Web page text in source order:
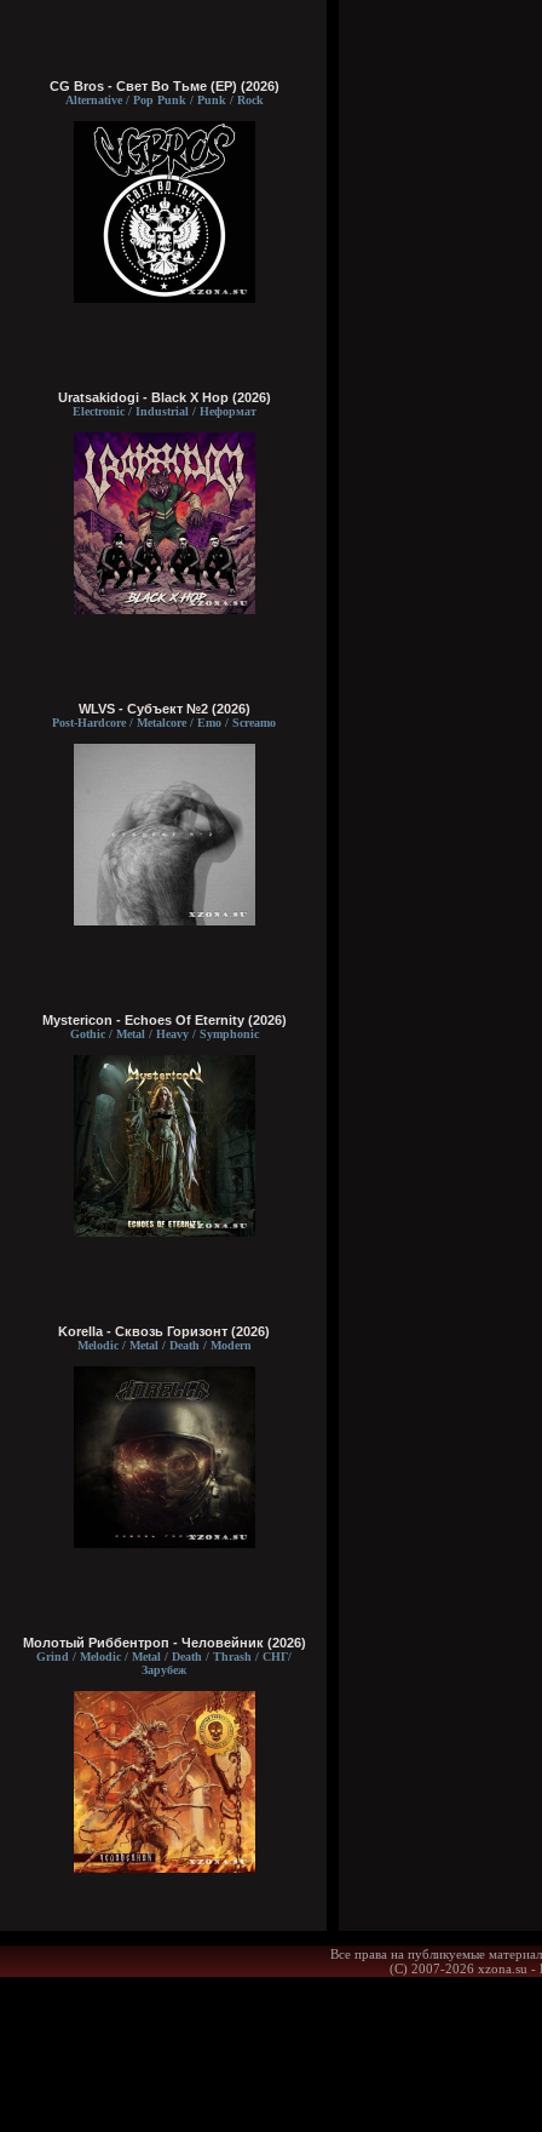
CG Bros - Свет Во Тьме (EP) (2026)
Alternative / Pop Punk / Punk / Rock
Uratsakidogi - Black X Hop (2026)
Electronic / Industrial / Неформат
WLVS - Субъект №2 (2026)
Post-Hardcore / Metalcore / Emo / Screamo
Mystericon - Echoes Of Eternity (2026)
Gothic / Metal / Heavy / Symphonic
Korella - Сквозь Горизонт (2026)
Melodic / Metal / Death / Modern
Молотый Риббентроп - Человейник (2026)
Grind / Melodic / Metal / Death / Thrash / СНГ/
Зарубеж
Все права на публикуемые
(С) 2007-2026 xzona.su -